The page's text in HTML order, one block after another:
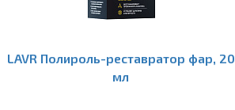
LAVR Полироль-реставратор фар, 20
мл